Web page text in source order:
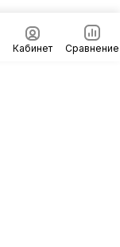
Кабинет Сравнение